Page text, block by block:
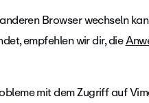
Browser wechseln
empfehlen wir dir, die
mit dem Zugriff auf